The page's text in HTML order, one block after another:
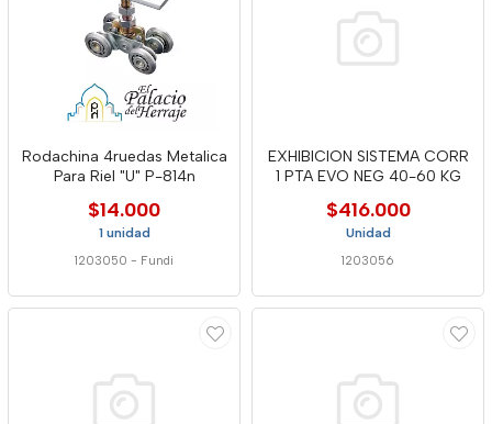
Rodachina 4ruedas Metalica
Para Riel "U" P-814n
$14.000
1 unidad
1203050 - Fundi
EXHIBICION SISTEMA CORR
1 PTA EVO NEG 40-60 KG
$416.000
Unidad
1203056